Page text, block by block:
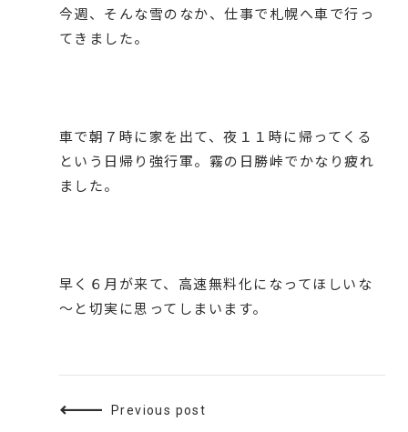
今週、そんな雪のなか、仕事で札幌へ車で行っ
てきました。
車で朝７時に家を出て、夜１１時に帰ってくる
という日帰り強行軍。霧の日勝峠でかなり疲れ
ました。
早く６月が来て、 高速無料化になってほしいな
～と切実に思ってしまいます。
Previous post